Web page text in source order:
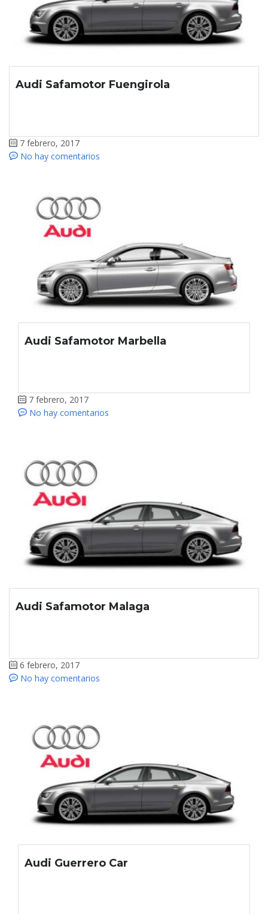
Audi Safamotor Fuengirola
7 febrero, 2017
No hay comentarios
Audi Safamotor Marbella
7 febrero, 2017
No hay comentarios
Audi Safamotor Malaga
6 febrero, 2017
No hay comentarios
Audi Guerrero Car